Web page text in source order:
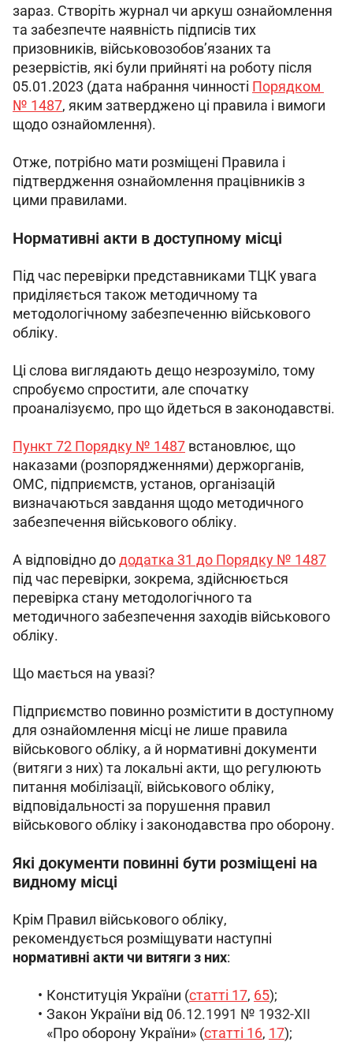
зараз. Створіть журнал чи аркуш ознайомлення
та забезпечте наявність підписів тих
призовників, військовозобов’язаних та
резервістів, які були прийняті на роботу після
05.01.2023 (дата набрання чинності Порядком
№ 1487, яким затверджено ці правила і вимоги
щодо ознайомлення).
Отже, потрібно мати розміщені Правила і
підтвердження ознайомлення працівників з
цими правилами.
Нормативні акти в доступному місці
Під час перевірки представниками ТЦК увага
приділяється також методичному та
методологічному забезпеченню військового
обліку.
Ці слова виглядають дещо незрозуміло, тому
спробуємо спростити, але спочатку
проаналізуємо, про що йдеться в законодавстві.
Пункт 72 Порядку № 1487 встановлює, що
наказами (розпорядженнями) держорганів,
ОМС, підприємств, установ, організацій
визначаються завдання щодо методичного
забезпечення військового обліку.
А відповідно до додатка 31 до Порядку № 1487
під час перевірки, зокрема, здійснюється
перевірка стану методологічного та
методичного забезпечення заходів військового
обліку.
Що мається на увазі?
Підприємство повинно розмістити в доступному
для ознайомлення місці не лише правила
військового обліку, а й нормативні документи
(витяги з них) та локальні акти, що регулюють
питання мобілізації, військового обліку,
відповідальності за порушення правил
військового обліку і законодавства про оборону.
Які документи повинні бути розміщені на
видному місці
Крім Правил військового обліку,
рекомендується розміщувати наступні
нормативні акти чи витягиз них:
Конституція України (статті 17, 65);
Закон України від 06.12.1991 № 1932-XII
«Про оборону України» (статті 16, 17);